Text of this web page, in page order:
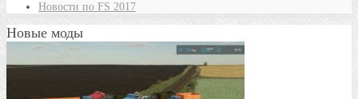
Новости по FS 2017
Новые моды